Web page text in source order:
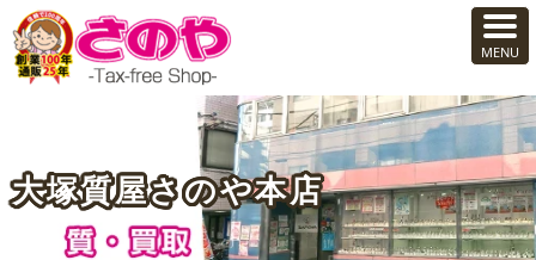
大塚質屋さのや本店